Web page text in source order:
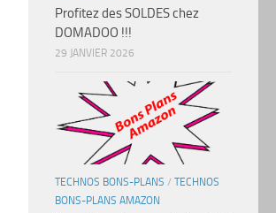
Profitez des SOLDES chez
DOMADOO !!!
29 JANVIER 2026
TECHNOS BONS-PLANS / TECHNOS
BONS-PLANS AMAZON